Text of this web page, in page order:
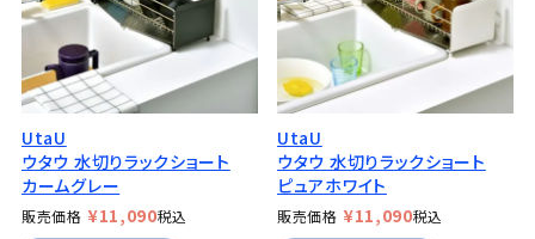
UtaU
ウタウ 水切りラックショート
カームグレー
販売価格 ¥11,090税込
UtaU
ウタウ 水切りラックショート
ピュアホワイト
販売価格 ¥11,090税込